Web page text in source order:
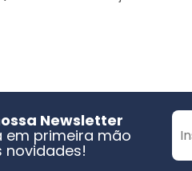
Newsletter
em primeira mão
novidades!